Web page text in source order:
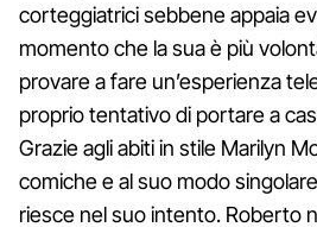
corteggiatrici sebbene appaia
momento che la sua è più
provare a fare un’esperienza
proprio tentativo di portare a
Grazie agli abiti in stile Marilyn
comiche e al suo modo
riesce nel suo intento. Roberto